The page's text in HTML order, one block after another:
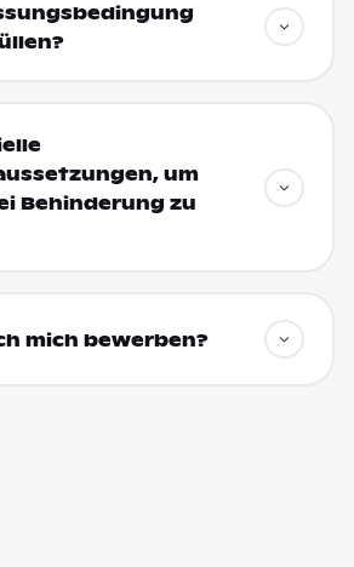
um
Behinderung zu
mich bewerben?